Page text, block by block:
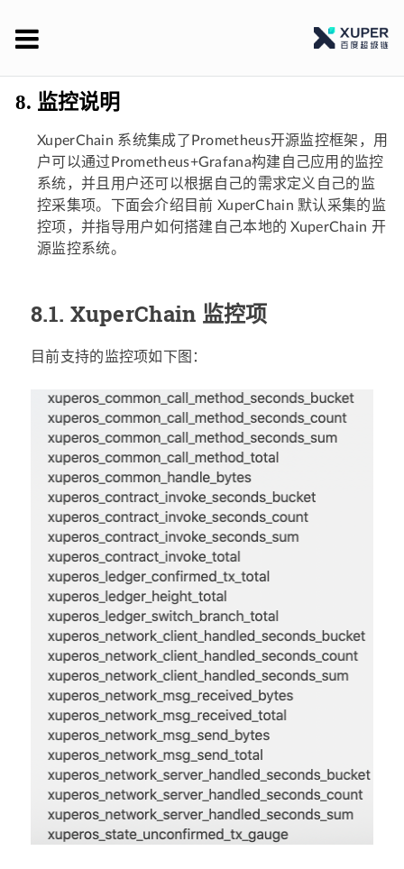
8. 监控说明
XuperChain 系统集成了Prometheus开源监控框架，用
户可以通过Prometheus+Grafana构建自己应用的监控
系统，并且用户还可以根据自己的需求定义自己的监
控采集项。下面会介绍目前 XuperChain 默认采集的监
控项，并指导用户如何搭建自己本地的 XuperChain 开
源监控系统。
8.1. XuperChain 监控项
目前支持的监控项如下图：